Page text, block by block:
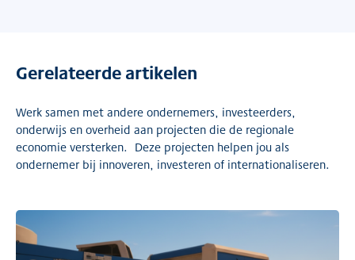
Gerelateerde artikelen
Werk samen met andere ondernemers, investeerders,
onderwijs en overheid aan projecten die de regionale
economie versterken. Deze projecten helpen jou als
ondernemer bij innoveren, investeren of internationaliseren.